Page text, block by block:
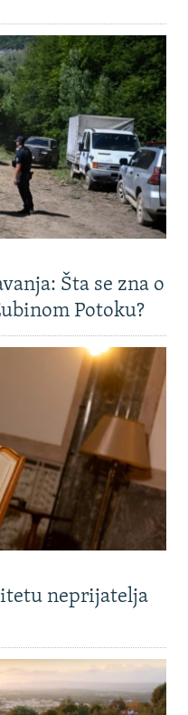
Šta se zna o
Potoku?
neprijatelja